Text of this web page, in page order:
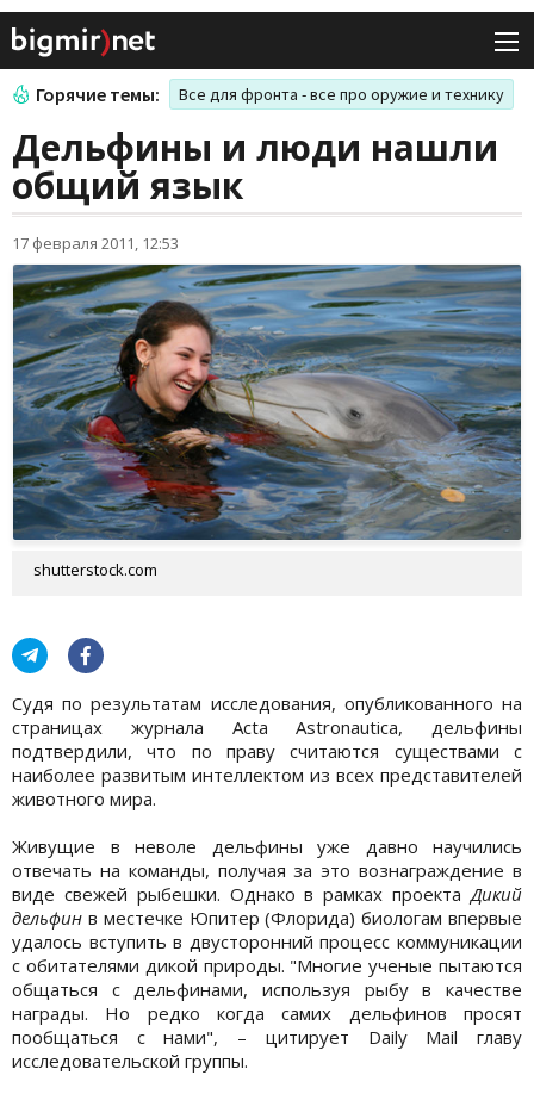
Горячие темы: Все для фронта - все про оружие и технику
Дельфины и люди нашли
общий язык
17 февраля 2011, 12:53
shutterstock.com
Судя по результатам исследования, опубликованного на
страницах журнала Acta Astronautica, дельфины
подтвердили, что по праву считаются существами с
наиболее развитым интеллектом из всех представителей
животного мира.
Живущие в неволе дельфины уже давно научились
отвечать на команды, получая за это вознаграждение в
виде свежей рыбешки. Однако в рамках проекта Дикий
дельфин в местечке Юпитер (Флорида) биологам впервые
удалось вступить в двусторонний процесс коммуникации
с обитателями дикой природы. "Многие ученые пытаются
общаться с дельфинами, используя рыбу в качестве
награды. Но редко когда самих дельфинов просят
пообщаться с нами", – цитирует Daily Mail главу
исследовательской группы.